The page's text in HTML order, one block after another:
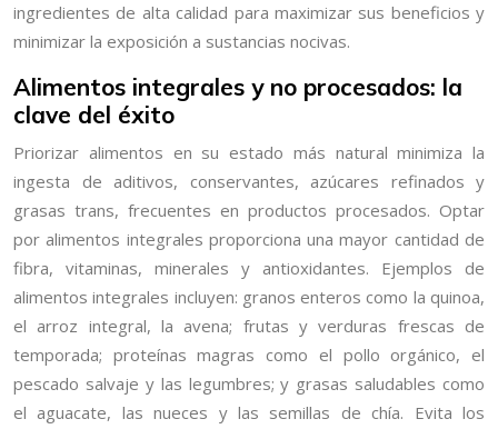
ingredientes de alta calidad para maximizar sus beneficios y
minimizar la exposición a sustancias nocivas.
Alimentos integrales y no procesados: la
clave del éxito
Priorizar alimentos en su estado más natural minimiza la
ingesta de aditivos, conservantes, azúcares refinados y
grasas trans, frecuentes en productos procesados. Optar
por alimentos integrales proporciona una mayor cantidad de
fibra, vitaminas, minerales y antioxidantes. Ejemplos de
alimentos integrales incluyen: granos enteros como la quinoa,
el arroz integral, la avena; frutas y verduras frescas de
temporada; proteínas magras como el pollo orgánico, el
pescado salvaje y las legumbres; y grasas saludables como
el aguacate, las nueces y las semillas de chía. Evita los